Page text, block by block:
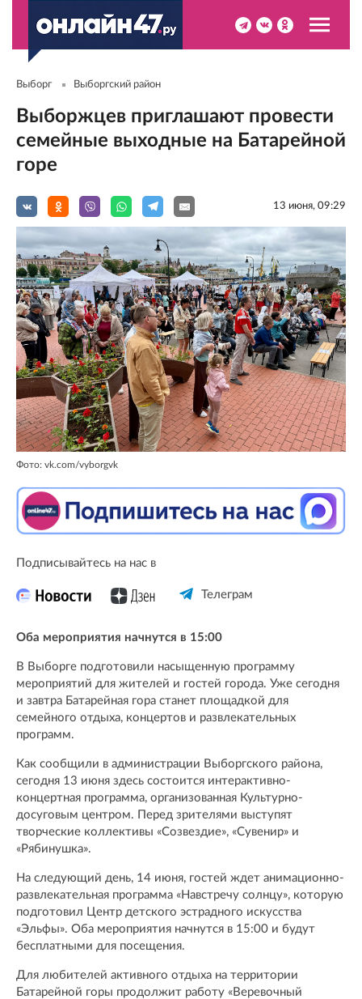
Выборг Выборгский район
Выборжцев приглашают провести
семейные выходные на Батарейной
горе
13 июня, 09:29
Фото: vk.com/vyborgvk
Подписывайтесь на нас в
Телеграм
Оба мероприятия начнутся в 15:00
В Выборге подготовили насыщенную программу
мероприятий для жителей и гостей города. Уже сегодня
и завтра Батарейная гора станет площадкой для
семейного отдыха, концертов и развлекательных
программ.
Как сообщили в администрации Выборгского района,
сегодня 13 июня здесь состоится интерактивно-
концертная программа, организованная Культурно-
досуговым центром. Перед зрителями выступят
творческие коллективы «Созвездие», «Сувенир» и
«Рябинушка».
На следующий день, 14 июня, гостей ждет анимационно-
развлекательная программа «Навстречу солнцу», которую
подготовил Центр детского эстрадного искусства
«Эльфы». Оба мероприятия начнутся в 15:00 и будут
бесплатными для посещения.
Для любителей активного отдыха на территории
Батарейной горы продолжит работу «Веревочный